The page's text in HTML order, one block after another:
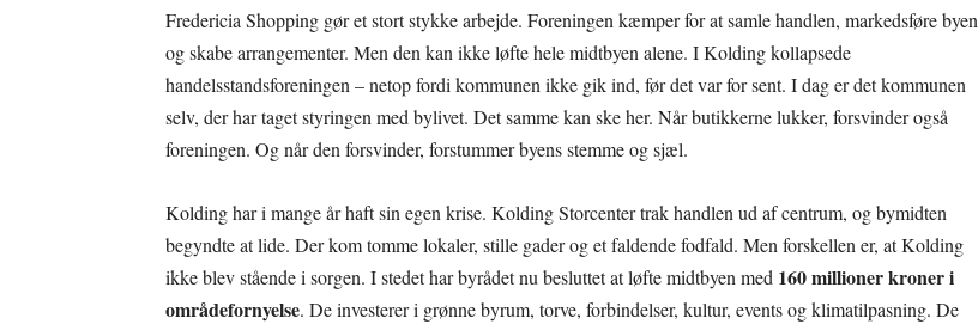
Fredericia Shopping gør et stort stykke arbejde. Foreningen kæmper for at samle handlen, markedsføre byen
og skabe arrangementer. Men den kan ikke løfte hele midtbyen alene. I Kolding kollapsede
handelsstandsforeningen – netop fordi kommunen ikke gik ind, før det var for sent. I dag er det kommunen
selv, der har taget styringen med bylivet. Det samme kan ske her. Når butikkerne lukker, forsvinder også
foreningen. Og når den forsvinder, forstummer byens stemme og sjæl.
Kolding har i mange år haft sin egen krise. Kolding Storcenter trak handlen ud af centrum, og bymidten
begyndte at lide. Der kom tomme lokaler, stille gader og et faldende fodfald. Men forskellen er, at Kolding
ikke blev stående i sorgen. I stedet har byrådet nu besluttet at løfte midtbyen med 160 millioner kroner i
områdefornyelse. De investerer i grønne byrum, torve, forbindelser, kultur, events og klimatilpasning. De